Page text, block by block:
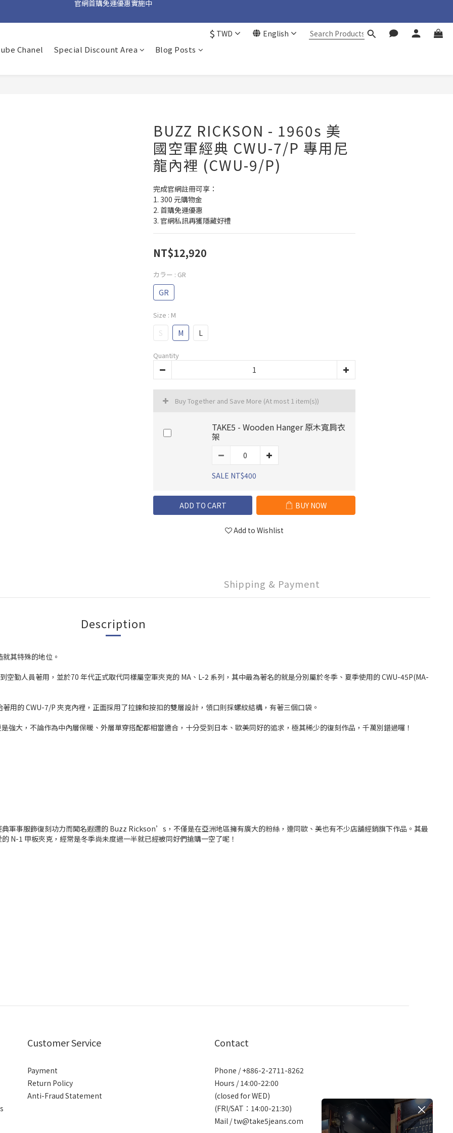
$ TWD English
Chanel Special Discount Area Blog Posts
BUZZ RICKSON - 1960s 美
國空軍經典 CWU-7/P 專用尼
龍內裡 (CWU-9/P)
完成官網註冊可享：
1. 300 元購物金
2. 首購免運優惠
3. 官網私訊再獲隱藏好禮
NT$12,920
カラー : GR
GR
Size : M
S M L
Quantity
Buy Together and Save More (At most 1 item(s))
TAKE5 - Wooden Hanger 原木寬肩衣
架
SALE NT$400
ADD TO CART BUY NOW
Add to Wishlist
Shipping & Payment
Description
其特殊的地位。
勤人員著用，並於70 年代正式取代同樣屬空軍夾克的 MA、L-2 系列，其中最為著名的就是分別屬於冬季、夏季使用的 CWU-45P(MA-
用的 CWU-7/P 夾克內裡，正面採用了拉鍊和按扣的雙層設計，領口則採螺紋結構，有著三個口袋。
強大，不論作為中內層保暖、外層單穿搭配都相當適合，十分受到日本、歐美同好的追求，極其稀少的復刻作品，千萬別錯過囉！
軍事服飾復刻功力而聞名遐邇的 Buzz Rickson’s，不僅是在亞洲地區擁有廣大的粉絲，連同歐、美也有不少店舖經銷旗下作品。其最
N-1 甲板夾克，經常是冬季尚未度過一半就已經被同好們搶購一空了呢！
Customer Service
Payment
Return Policy
Anti-Fraud Statement
Contact
Phone / +886-2-2711-8262
Hours / 14:00-22:00
(closed for WED)
(FRI/SAT：14:00-21:30)
Mail / tw@take5jeans.com